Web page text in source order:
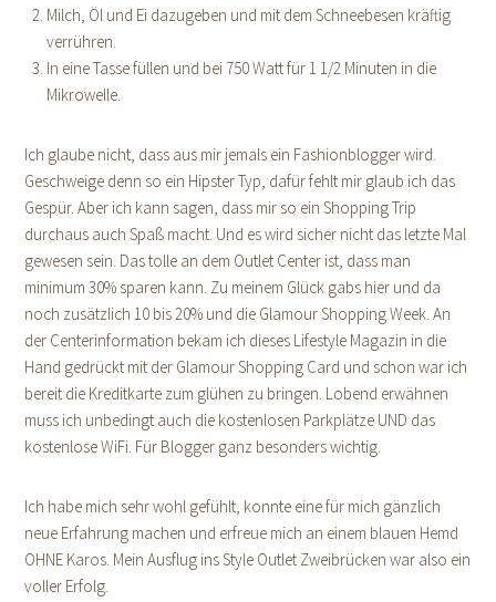
Milch, Öl und Ei dazugeben und mit dem Schneebesen kräftig
verrühren.
In eine Tasse füllen und bei 750 Watt für 1 1/2 Minuten in die
Mikrowelle.
Ich glaube nicht, dass aus mir jemals ein Fashionblogger wird.
Geschweige denn so ein Hipster Typ, dafür fehlt mir glaub ich das
Gespür. Aber ich kann sagen, dass mir so ein Shopping Trip
durchaus auch Spaß macht. Und es wird sicher nicht das letzte Mal
gewesen sein. Das tolle an dem Outlet Center ist, dass man
minimum 30% sparen kann. Zu meinem Glück gabs hier und da
noch zusätzlich 10 bis 20% und die Glamour Shopping Week. An
der Centerinformation bekam ich dieses Lifestyle Magazin in die
Hand gedrückt mit der Glamour Shopping Card und schon war ich
bereit die Kreditkarte zum glühen zu bringen. Lobend erwähnen
muss ich unbedingt auch die kostenlosen Parkplätze UND das
kostenlose WiFi. Für Blogger ganz besonders wichtig.
Ich habe mich sehr wohl gefühlt, konnte eine für mich gänzlich
neue Erfahrung machen und erfreue mich an einem blauen Hemd
OHNE Karos. Mein Ausflug ins Style Outlet Zweibrücken war also ein
voller Erfolg.